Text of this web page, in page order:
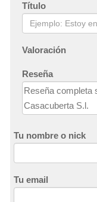
Título
Valoración
Reseña
Tu nombre o nick
Tu email